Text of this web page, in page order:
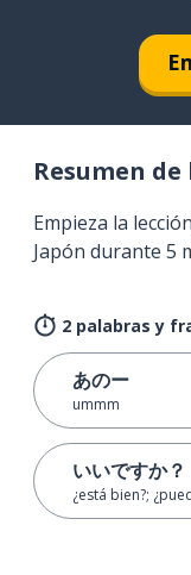
Resumen
Empieza la
Japón durante 5
2 palabras y
あのー
ummm
いいですか？
¿está bien?;